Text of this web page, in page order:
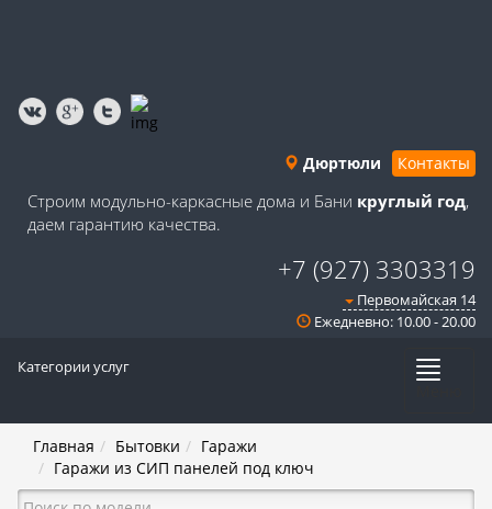
Дюртюли Контакты
Строим модульно-каркасные дома и Бани круглый год,
даем гарантию качества.
+7 (927) 3303319
Первомайская 14
Ежедневно: 10.00 - 20.00
Категории услуг
Главная Бытовки
Гаражи
Гаражи из СИП панелей под ключ